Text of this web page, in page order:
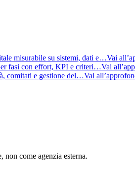
misurabile su sistemi, dati e…Vai
fasi con effort, KPI e criteri…Vai
comitati e gestione del…Vai
come agenzia esterna.